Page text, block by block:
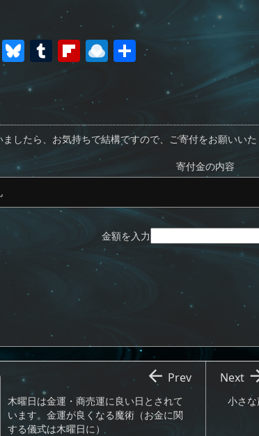
X Bl
e
sk
y
T
u
m
bl
r
Fl
b
o
ar
d
R
d
ro
p.
io
共
したら、お気持ちで結構ですので、ご寄付をお願いいた
寄付金の内容
金額を入力
小さ
Next
木曜日は金運・商売運に良い日とされて
います。金運が良くなる魔術（お金に関
する儀式は木曜日に）
 Prev